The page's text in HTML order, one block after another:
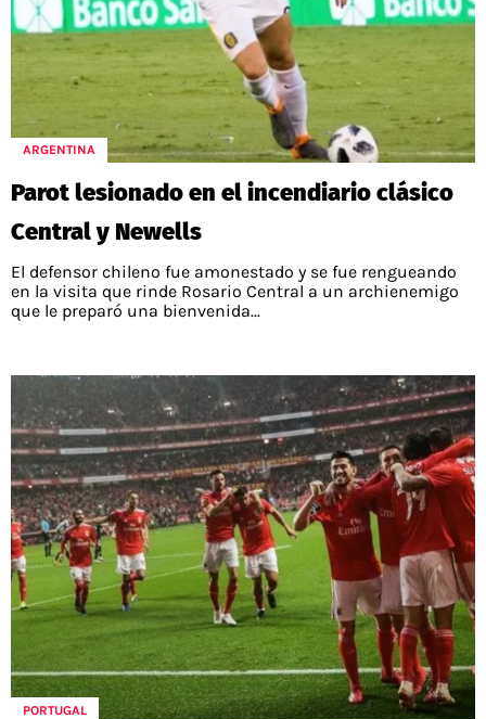
ARGENTINA
Parot lesionado en el incendiario clásico
Central y Newells
El defensor chileno fue amonestado y se fue rengueando
en la visita que rinde Rosario Central a un archienemigo
que le preparó una bienvenida...
PORTUGAL